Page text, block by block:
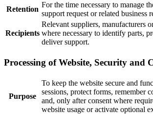
Retention
For the time necessary to manage
support request or related business
Recipients
Relevant suppliers, manufacturers
where necessary to identify parts,
deliver support.
Processing of Website, Security and
Purpose
To keep the website secure and
sessions, protect forms, remember
and, only after consent where
website usage or activate optional